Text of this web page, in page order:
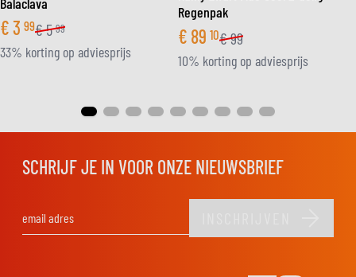
€3 99€5 99
33% korting op adviesprijs
Regenpak
€ 89 10€99
10% korting op adviesprijs
SCHRIJF JE IN VOOR ONZE NIEUWSBRIEF